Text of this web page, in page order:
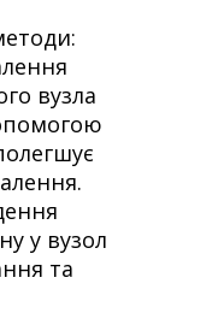
вузла
у вузол
та